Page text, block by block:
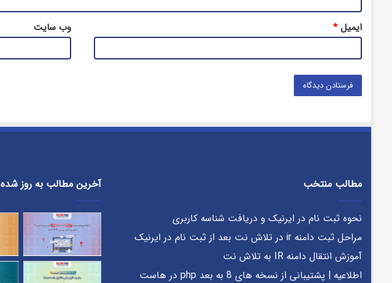
ایمیل* وب‌ سایت
مطالب منتخب
نحوه ثبت نام در ایرنیک و دریافت شناسه کاربری
مراحل ثبت دامنه ir در تلاش نت بعد از ثبت نام در ایرنیک
آموزش انتقال دامنه IR به تلاش نت
اطلاعیه | پشتیبانی از نسخه های 8 به بعد php در هاست
آخرین مطالب به روز شده